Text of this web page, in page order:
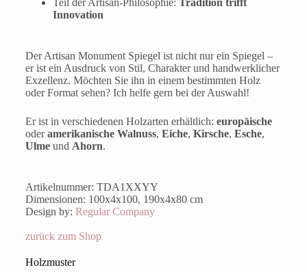
Teil der Artisan-Philosophie: Tradition trifft
Innovation
Der Artisan Monument Spiegel ist nicht nur ein Spiegel –
er ist ein Ausdruck von Stil, Charakter und handwerklicher
Exzellenz. Möchten Sie ihn in einem bestimmten Holz
oder Format sehen? Ich helfe gern bei der Auswahl!
Er ist in verschiedenen Holzarten erhältlich: europäische
oderamerikanische Walnuss, Eiche, Kirsche, Esche,
Ulmeund Ahorn.
Artikelnummer: TDA1XXYY
Dimensionen: 100x4x100, 190x4x80 cm
Design by: Regular Company
zurück zum Shop
Holzmuster